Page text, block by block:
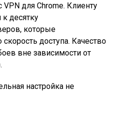
для Chrome. Клиенту
к десятку
которые
доступа. Качество
вне зависимости от
настройка не